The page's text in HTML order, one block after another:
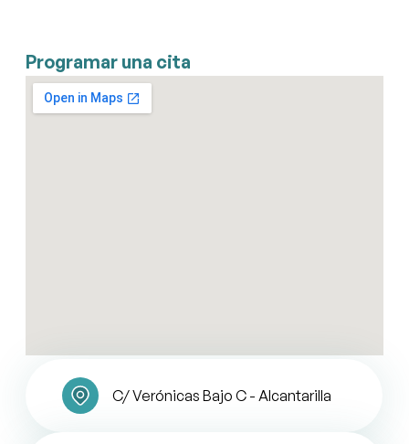
Programar una cita
C/ Verónicas Bajo C - Alcantarilla